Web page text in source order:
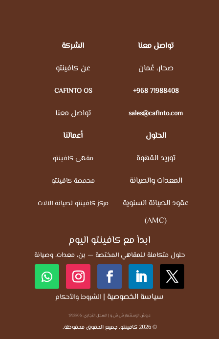
تواصل معنا
صحار، عُمان
+968 71988408
sales@cafinto.com
الشركة
عن كافينتو
CAFINTO OS
تواصل معنا
الحلول
توريد القهوة
المعدات والصيانة
عقود الصيانة السنوية
(AMC)
أعمالنا
مقهى كافينتو
محمصة كافينتو
مركز كافينتو لصيانة الآلات
ابدأ مع كافينتو اليوم
حلول متكاملة للمقاهي المختصة — بن، معدات، وصيانة
سياسة الخصوصية | الشروط والأحكام
عروش الإستثمار ش.ش.و | السجل التجاري: 1292806
© 2026 كافينتو. جميع الحقوق محفوظة.